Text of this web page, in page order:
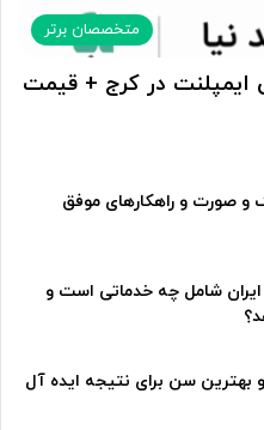
متخصصان برتر
ایمپلنت در کرج + قیمت
صورت و راهکارهای موفق
شامل چه خدماتی است و
بهترین سن برای نتیجه ایده آل